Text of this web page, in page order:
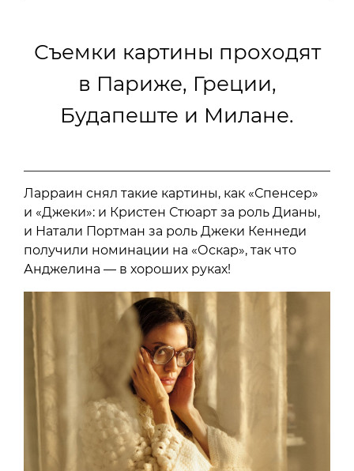
Съемки картины проходят
в Париже, Греции,
Будапеште и Милане.
Ларраин снял такие картины, как «Спенсер»
и «Джеки»: и Кристен Стюарт за роль Дианы,
и Натали Портман за роль Джеки Кеннеди
получили номинации на «Оскар», так что
Анджелина — в хороших руках!